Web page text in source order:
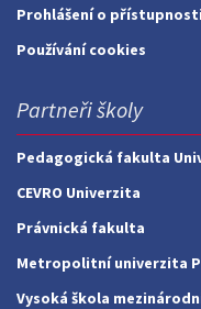
Prohlášení o přístupnosti
Používání cookies
Partneři školy
Pedagogická fakulta
CEVRO Univerzita
Právnická fakulta
Metropolitní univerzita
Vysoká škola